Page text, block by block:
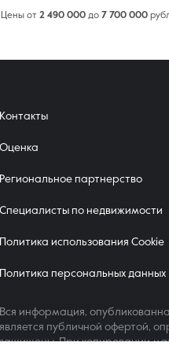
Цены от 2 490 000 до 7 700 000
Контакты
Оценка
Региональное партнерство
Специалисты по недвижимости
Политика использования Cookie
Политика персональных данных
Вся информация,
является публичной офертой,
При копировании